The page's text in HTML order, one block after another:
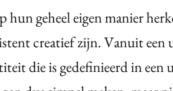
hun geheel eigen manier
creatief zijn. Vanuit een
die is gedefinieerd in een